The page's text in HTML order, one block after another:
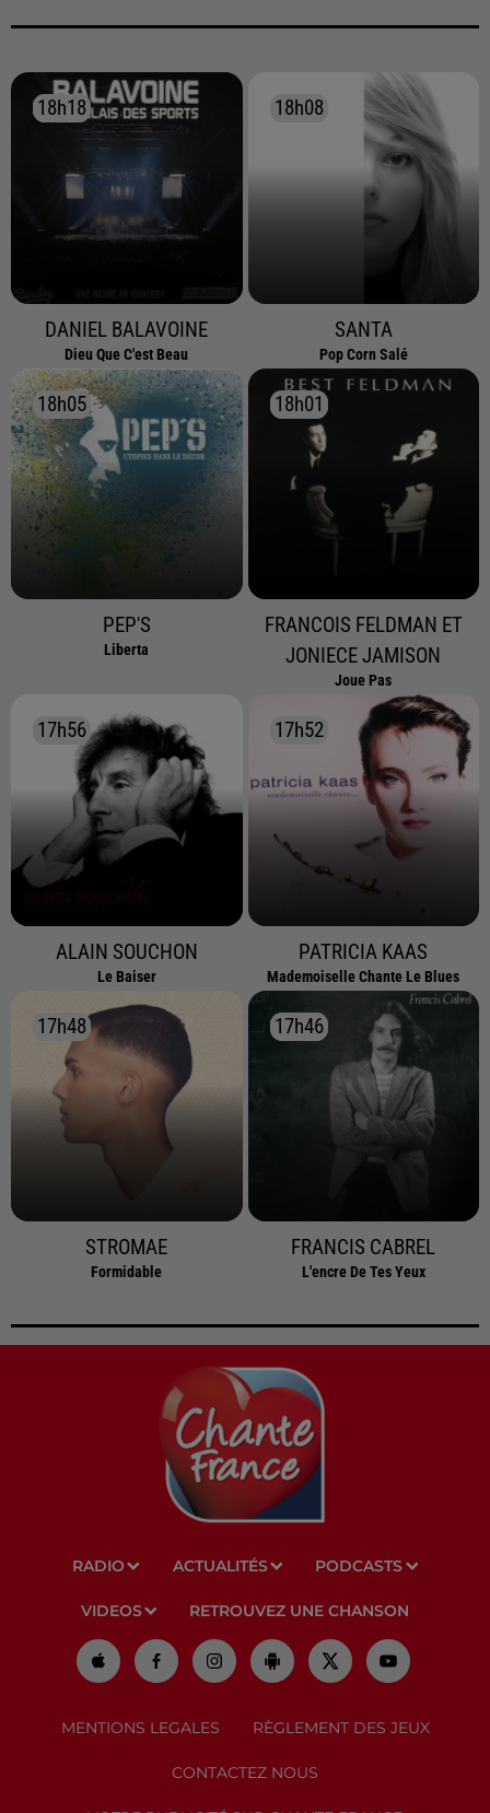
18h18
18h18
DANIEL BALAVOINE
Dieu Que C'est Beau
18h08
18h08
SANTA
Pop Corn Salé
18h05
18h05
PEP'S
Liberta
18h01
18h01
FRANCOIS FELDMAN ET
JONIECE JAMISON
Joue Pas
17h56
17h56
ALAIN SOUCHON
Le Baiser
17h52
17h52
PATRICIA KAAS
Mademoiselle Chante Le Blues
17h48
17h48
STROMAE
Formidable
17h46
17h46
FRANCIS CABREL
L'encre De Tes Yeux
RADIO ACTUALITÉS PODCASTS
VIDEOS RETROUVEZ UNE CHANSON
MENTIONS LEGALES RÈGLEMENT DES JEUX
CONTACTEZ NOUS